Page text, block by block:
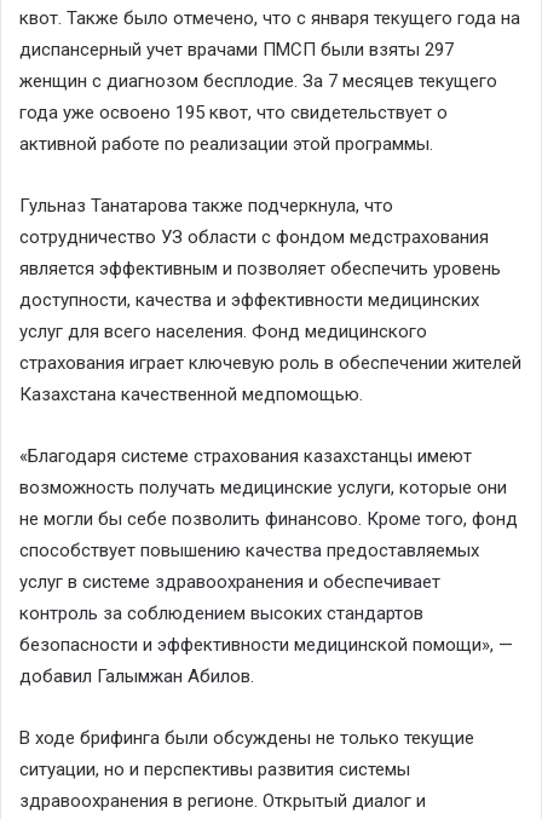
квот. Также было отмечено, что с января текущего года на
диспансерный учет врачами ПМСП были взяты 297
женщин с диагнозом бесплодие. За 7 месяцев текущего
года уже освоено 195 квот, что свидетельствует о
активной работе по реализации этой программы.
Гульназ Танатарова также подчеркнула, что
сотрудничество УЗ области с фондом медстрахования
является эффективным и позволяет обеспечить уровень
доступности, качества и эффективности медицинских
услуг для всего населения. Фонд медицинского
страхования играет ключевую роль в обеспечении жителей
Казахстана качественной медпомощью.
«Благодаря системе страхования казахстанцы имеют
возможность получать медицинские услуги, которые они
не могли бы себе позволить финансово. Кроме того, фонд
способствует повышению качества предоставляемых
услуг в системе здравоохранения и обеспечивает
контроль за соблюдением высоких стандартов
безопасности и эффективности медицинской помощи», —
добавил Галымжан Абилов.
В ходе брифинга были обсуждены не только текущие
ситуации, но и перспективы развития системы
здравоохранения в регионе. Открытый диалог и